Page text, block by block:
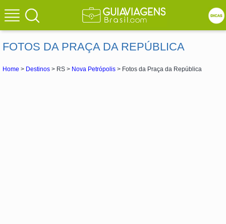
FOTOS DA PRAÇA DA REPÚBLICA
Home > Destinos > RS > Nova Petrópolis > Fotos da Praça da República